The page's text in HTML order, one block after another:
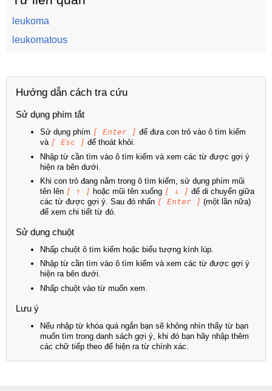
leukoma
leukomatous
Hướng dẫn cách tra cứu
Sử dụng phím tắt
Sử dụng phím [ Enter ] để đưa con trỏ vào ô tìm kiếm
và [ Esc ] để thoát khỏi.
Nhập từ cần tìm vào ô tìm kiếm và xem các từ được gợi ý
hiện ra bên dưới.
Khi con trỏ đang nằm trong ô tìm kiếm, sử dụng phím mũi
tên lên [ ↑ ] hoặc mũi tên xuống [ ↓ ] để di chuyển giữa
các từ được gợi ý. Sau đó nhấn [ Enter ] (một lần nữa)
để xem chi tiết từ đó.
Sử dụng chuột
Nhấp chuột ô tìm kiếm hoặc biểu tượng kính lúp.
Nhập từ cần tìm vào ô tìm kiếm và xem các từ được gợi ý
hiện ra bên dưới.
Nhấp chuột vào từ muốn xem.
Lưu ý
Nếu nhập từ khóa quá ngắn bạn sẽ không nhìn thấy từ bạn
muốn tìm trong danh sách gợi ý, khi đó bạn hãy nhập thêm
các chữ tiếp theo để hiện ra từ chính xác.